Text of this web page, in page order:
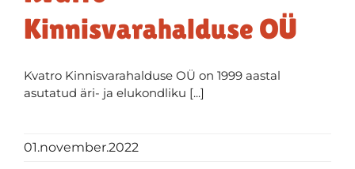
Kinnisvarahalduse OÜ
Kvatro Kinnisvarahalduse OÜ on 1999 aastal
asutatud äri- ja elukondliku [...]
01.november.2022